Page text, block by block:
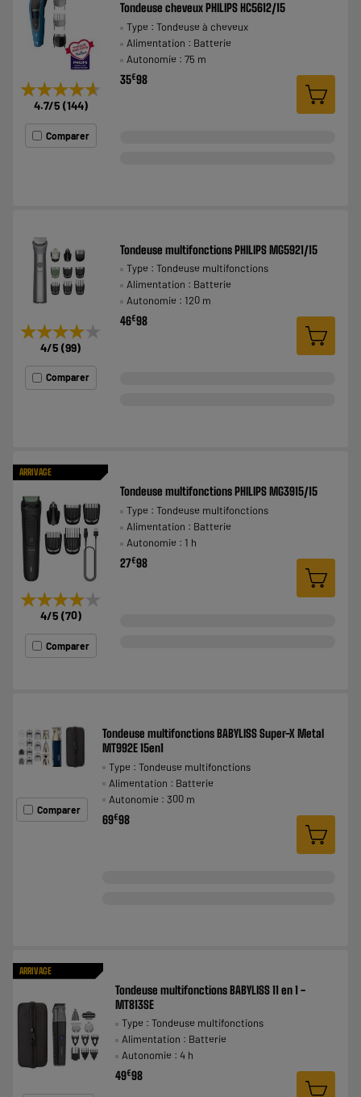
★★★★★
★★★★★
4.7/5 (144)
Comparer
Tondeuse cheveux PHILIPS HC5612/15
Type : Tondeuse à cheveux
Alimentation : Batterie
Autonomie : 75 m
35€98
★★★★★
★★★★★
4/5 (99)
Comparer
Tondeuse multifonctions PHILIPS MG5921/15
Type : Tondeuse multifonctions
Alimentation : Batterie
Autonomie : 120 m
46€98
ARRIVAGE
★★★★★
★★★★★
4/5 (70)
Comparer
Tondeuse multifonctions PHILIPS MG3915/15
Type : Tondeuse multifonctions
Alimentation : Batterie
Autonomie : 1 h
27€98
Comparer
Tondeuse multifonctions BABYLISS Super-X Metal
MT992E 15en1
Type : Tondeuse multifonctions
Alimentation : Batterie
Autonomie : 300 m
69€98
ARRIVAGE
Tondeuse multifonctions BABYLISS 11 en 1 -
MT813SE
Type : Tondeuse multifonctions
Alimentation : Batterie
Autonomie : 4 h
49€98